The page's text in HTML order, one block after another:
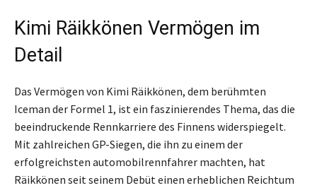
Kimi Räikkönen Vermögen im
Detail
Das Vermögen von Kimi Räikkönen, dem berühmten
Iceman der Formel 1, ist ein faszinierendes Thema, das die
beeindruckende Rennkarriere des Finnens widerspiegelt.
Mit zahlreichen GP-Siegen, die ihn zu einem der
erfolgreichsten automobilrennfahrer machten, hat
Räikkönen seit seinem Debüt einen erheblichen Reichtum